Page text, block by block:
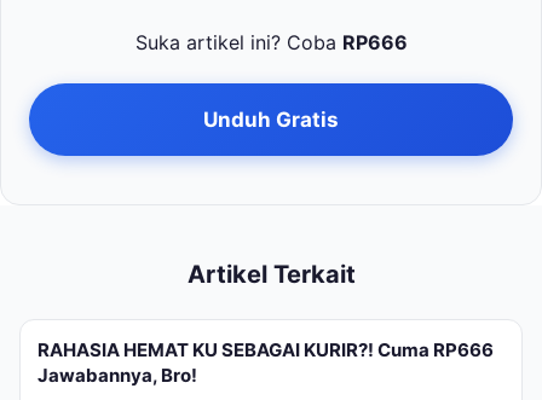
Suka artikel ini? Coba RP666
Unduh Gratis
Artikel Terkait
RAHASIA HEMAT KU SEBAGAI KURIR?! Cuma RP666
Jawabannya, Bro!